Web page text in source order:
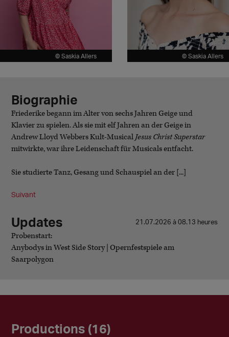
© Saskia Allers © Saskia Allers
Biographie
Friederike begann im Alter von sechs Jahren Geige und
Klavier zu spielen. Als sie mit elf Jahren an der Geige in
Andrew Lloyd Webbers Kult-Musical Jesus Christ Superstar
mitwirkte, war ihre Leidenschaft für Musicals entfacht.
Sie studierte Tanz, Gesang und Schauspiel an der [...]
Suivant
Updates 21.07.2026 à 08.13 heures
Probenstart:
Anybodys in West Side Story | Opernfestspiele am
Saarpolygon
Productions (16)